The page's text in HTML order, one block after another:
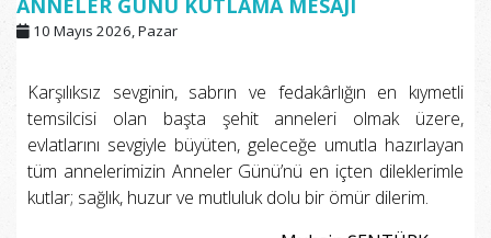
ANNELER GÜNÜ KUTLAMA MESAJI
10 Mayıs 2026, Pazar
Karşılıksız sevginin, sabrın ve fedakârlığın en kıymetli
temsilcisi olan başta şehit anneleri olmak üzere,
evlatlarını sevgiyle büyüten, geleceğe umutla hazırlayan
tüm annelerimizin Anneler Günü’nü en içten dileklerimle
kutlar; sağlık, huzur ve mutluluk dolu bir ömür dilerim.